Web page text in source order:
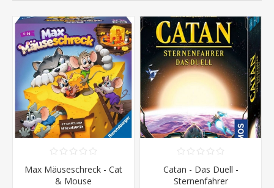
Max Mäuseschreck - Cat
& Mouse
Catan - Das Duell -
Sternenfahrer